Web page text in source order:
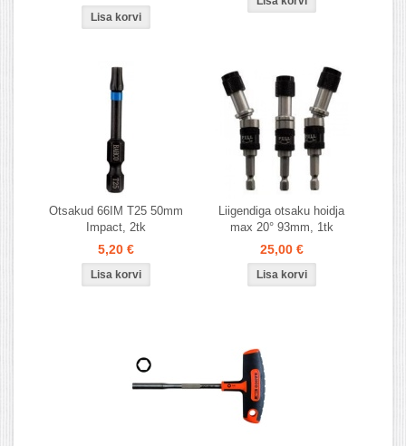
Otsakud 66IM T25 50mm
Impact, 2tk
5,20 €
Liigendiga otsaku hoidja
max 20° 93mm, 1tk
25,00 €